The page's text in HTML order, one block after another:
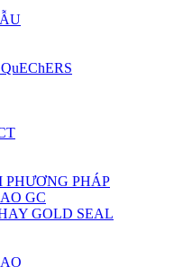
PHÁP
GC
GOLD SEAL